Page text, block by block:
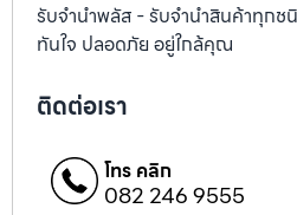
รับจำนำพลัส - รับจำนำสินค้าทุกช
ทันใจ ปลอดภัย อยู่ใกล้คุณ
ติดต่อเรา
โทร คลิก
082 246 9555